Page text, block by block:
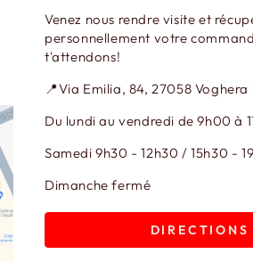
confidentialitéet lesConditions de
s’appliquent.
Venez nous rendre visite et
personnellement votre
t'attendons!
📍Via Emilia, 84, 27058 Voghera
Du lundi au vendredi de 9h00 à
Samedi 9h30 - 12h30 / 15h30 -
Dimanche fermé
DIRECTIONS